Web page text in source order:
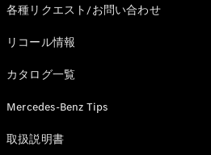
Shooting
New電気
CLA
Brake
Stationwagon
Terrain
各種リクエスト/お問い合わせ
リコール情報
カタログ一覧
Mercedes-Benz Tips
取扱説明書